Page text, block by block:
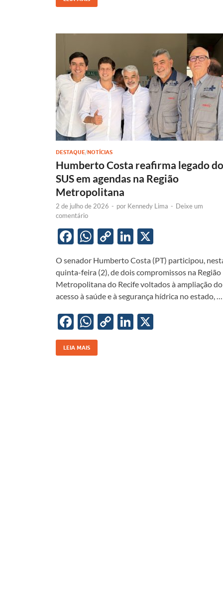
e
o
o
k
at
A
p
p
Li
k
dI
DESTAQUE/NOTÍCIAS
Humberto Costa reafirma legado do
SUS em agendas na Região
Metropolitana
2 de julho de 2026 - por Kennedy Lima - Deixe um
comentário
F
e
b
o
o
k
W
at
s
A
p
p
C
p
y
Li
n
k
Li
k
e
dI
n
O senador Humberto Costa (PT) participou,
quinta-feira (2), de dois compromissos na Região
Metropolitana do Recife voltados à ampliação do
acesso à saúde e à segurança hídrica no estado, …
F
ac
e
W
h
at
C
Li
LEIA MAIS